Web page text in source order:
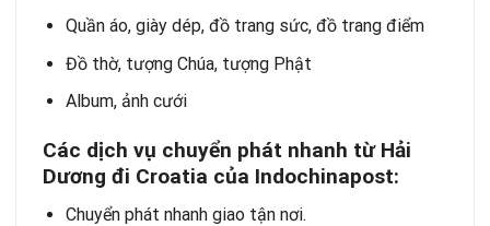
Quần áo, giày dép, đồ trang sức, đồ trang điểm
Đồ thờ, tượng Chúa, tượng Phật
Album, ảnh cưới
Các dịch vụ chuyển phát nhanh từ Hải
Dương đi Croatia của Indochinapost:
Chuyển phát nhanhgiao tận nơi.